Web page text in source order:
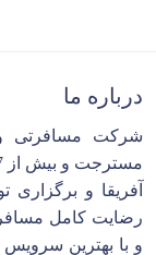
درباره ما
شرکت مسافرتی
آفریقا و برگزاری
رضایت کامل
و با بهترین سرویس